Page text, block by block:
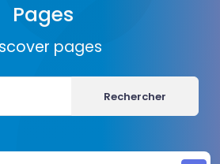
Pages
pages
Rechercher